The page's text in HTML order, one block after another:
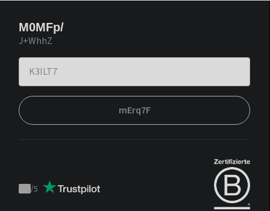
M0MFp/
J+WhhZ
mErq7F
Trustpilot
/5